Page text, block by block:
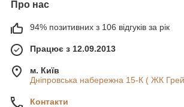
Про нас
94% позитивних з 106 відгуків за рік
Працює з 12.09.2013
м. Київ
Дніпровська набережна 15-К ( ЖК
Контакти